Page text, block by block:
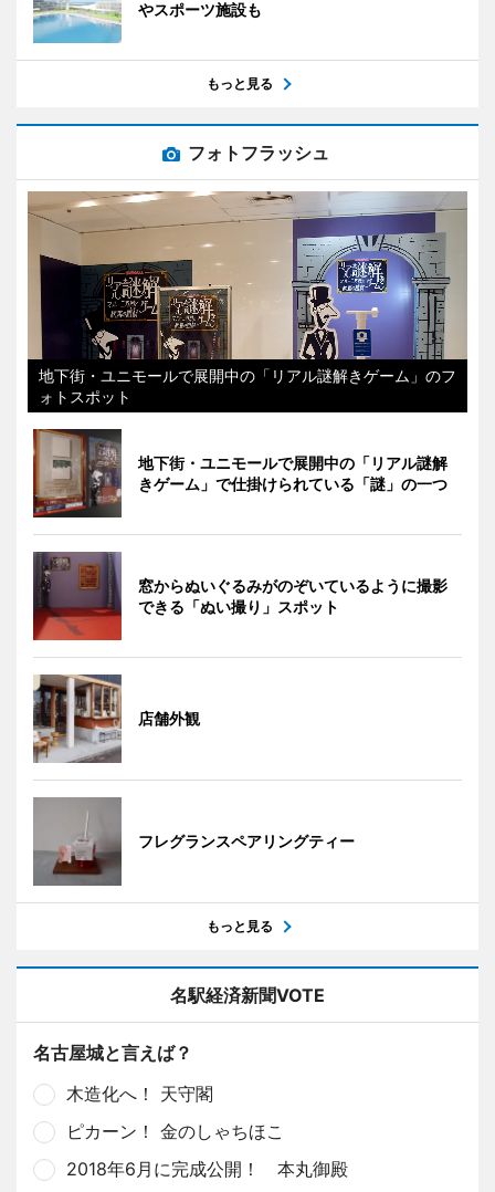
やスポーツ施設も
もっと見る
フォトフラッシュ
地下街・ユニモールで展開中の「リアル謎解きゲーム」のフ
ォトスポット
地下街・ユニモールで展開中の「リアル謎解
きゲーム」で仕掛けられている「謎」の一つ
窓からぬいぐるみがのぞいているように撮影
できる「ぬい撮り」スポット
店舗外観
フレグランスペアリングティー
もっと見る
名駅経済新聞VOTE
名古屋城と言えば？
木造化へ！ 天守閣
ピカーン！ 金のしゃちほこ
2018年6月に完成公開！ 本丸御殿